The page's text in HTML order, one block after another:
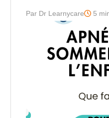
Par Dr Learnycare 5